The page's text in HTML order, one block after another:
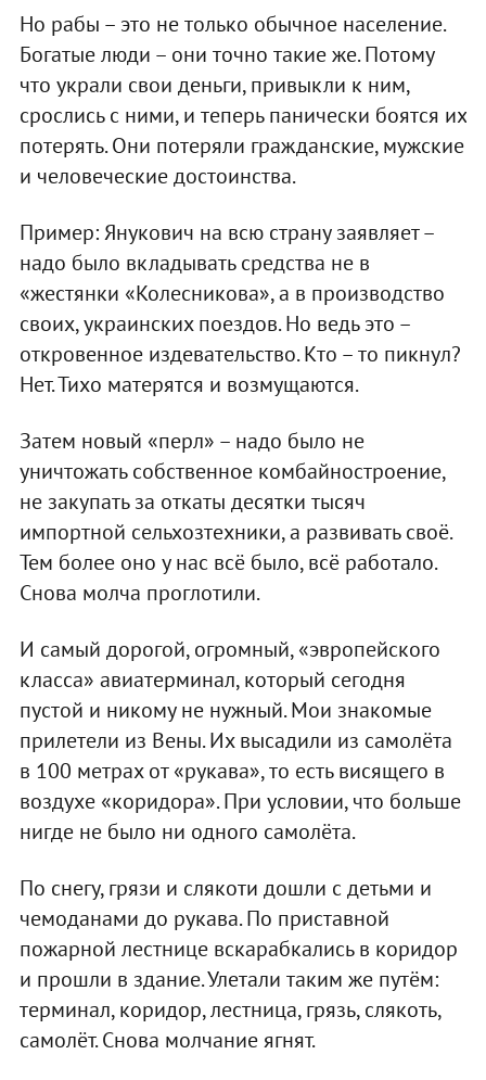
Но рабы – это не только обычное население.
Богатые люди – они точно такие же. Потому
что украли свои деньги, привыкли к ним,
срослись с ними, и теперь панически боятся их
потерять. Они потеряли гражданские, мужские
и человеческие достоинства.
Пример: Янукович на всю страну заявляет –
надо было вкладывать средства не в
«жестянки «Колесникова», а в производство
своих, украинских поездов. Но ведь это –
откровенное издевательство. Кто – то пикнул?
Нет. Тихо матерятся и возмущаются.
Затем новый «перл» – надо было не
уничтожать собственное комбайностроение,
не закупать за откаты десятки тысяч
импортной сельхозтехники, а развивать своё.
Тем более оно у нас всё было, всё работало.
Снова молча проглотили.
И самый дорогой, огромный, «эвропейского
класса» авиатерминал, который сегодня
пустой и никому не нужный. Мои знакомые
прилетели из Вены. Их высадили из самолёта
в 100 метрах от «рукава», то есть висящего в
воздухе «коридора». При условии, что больше
нигде не было ни одного самолёта.
По снегу, грязи и слякоти дошли с детьми и
чемоданами до рукава. По приставной
пожарной лестнице вскарабкались в коридор
и прошли в здание. Улетали таким же путём:
терминал, коридор, лестница, грязь, слякоть,
самолёт. Снова молчание ягнят.